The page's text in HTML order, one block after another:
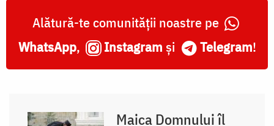
Alătură-te comunității noastre pe
WhatsApp, Instagram și Telegram!
Maica Domnului îl